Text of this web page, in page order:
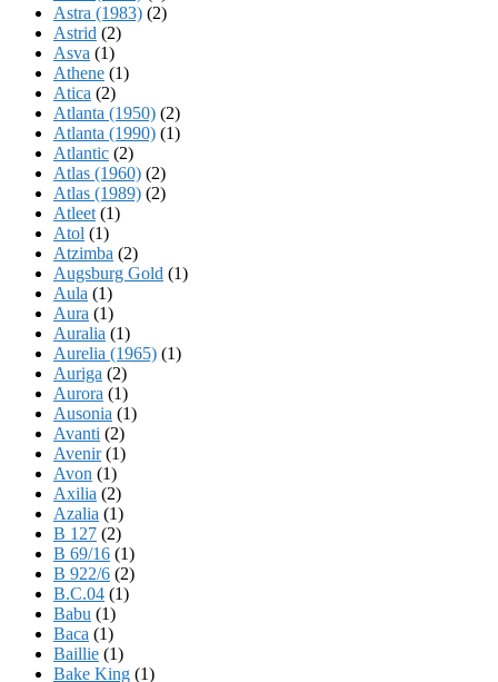
Astra (1983) (2)
Astrid (2)
Asva (1)
Athene (1)
Atica (2)
Atlanta (1950) (2)
Atlanta (1990) (1)
Atlantic (2)
Atlas (1960) (2)
Atlas (1989) (2)
Atleet (1)
Atol (1)
Atzimba (2)
Augsburg Gold (1)
Aula (1)
Aura (1)
Auralia (1)
Aurelia (1965) (1)
Auriga (2)
Aurora (1)
Ausonia (1)
Avanti (2)
Avenir(1)
Avon (1)
Axilia (2)
Azalia (1)
B 127 (2)
B 69/16 (1)
B 922/6 (2)
B.C.04 (1)
Babu (1)
Baca (1)
Baillie (1)
Bake King (1)